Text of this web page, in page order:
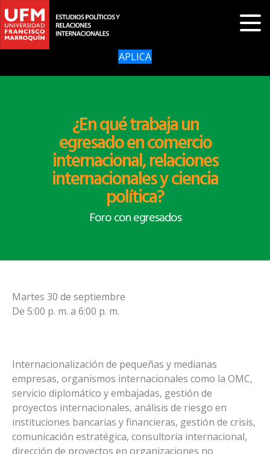
APLICA
¿En qué trabaja un
egresado en comercio
internacional, relaciones
internacionales y ciencia
política?
Foro con egresados
Martes 30 de septiembre
De 5:00 p. m. a 6:00 p. m.
Internacionalización de pequeñas y medianas
empresas, organismos internacionales como la OMC,
servicio diplomático y embajadas, gestión de
proyectos internacionales, análisis de riesgo en
instituciones bancarias y financieras, gestión de crisis,
comunicación estratégica, consultoría internacional,
dirección de proyectos en organizaciones no